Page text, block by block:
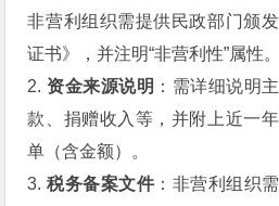
非营利组织需提供民政部门颁
证书》，并注明“非营利性”属性。
2. 资金来源说明 ：需详细说明
款、捐赠收入等，并附上近一
单（含金额）。
3. 税务备案文件：非营利组织